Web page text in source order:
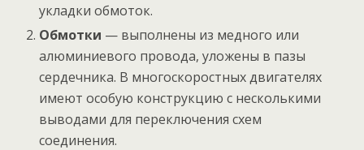
укладки обмоток.
Обмотки — выполнены из медного или
алюминиевого провода, уложены в пазы
сердечника. В многоскоростных двигателях
имеют особую конструкцию с несколькими
выводами для переключения схем
соединения.